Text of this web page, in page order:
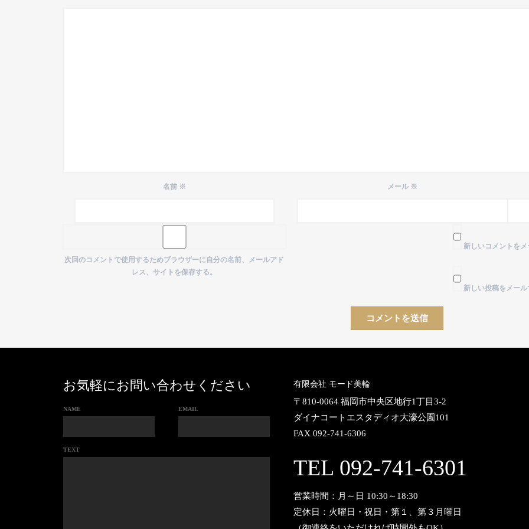
名前 ※ メール ※
次回のコメントで使用するためブラウザーに自分の名前、メールアド
レス、サイトを保存する。
新しいコメントをメ
新しい投稿をメール
お気軽にお問い合わせください
NAME EMAIL
TEXT
有限会社 モード美輪
〒810-0064 福岡市中央区地行1丁目3-2
ダイナコートエスタディオ大濠公園101
FAX 092-741-6306
TEL 092-741-6301
営業時間：月～日 10:30～18:30
定休日：火曜日・祝日・第１、第３月曜日